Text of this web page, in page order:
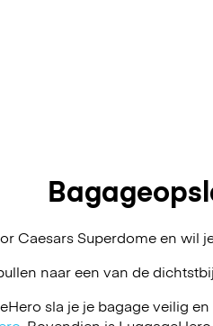
Caesars Superdome en wil
naar een van de
sla je je bagage veilig